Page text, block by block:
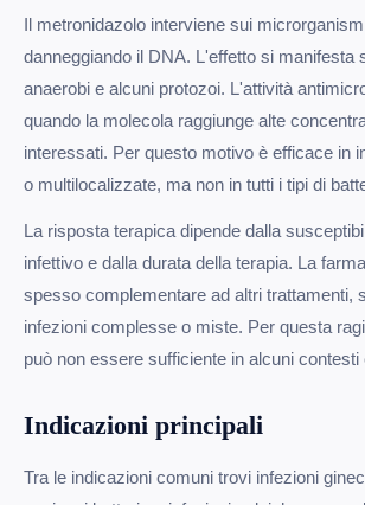
Il metronidazolo interviene sui
danneggiando il DNA. L'effetto si manifesta
anaerobi e alcuni protozoi. L'attività
quando la molecola raggiunge alte
interessati. Per questo motivo è efficace in
o multilocalizzate, ma non in tutti i tipi di
La risposta terapica dipende dalla
infettivo e dalla durata della terapia. La
spesso complementare ad altri trattamenti,
infezioni complesse o miste. Per questa
può non essere sufficiente in alcuni contesti
Indicazioni principali
Tra le indicazioni comuni trovi infezioni